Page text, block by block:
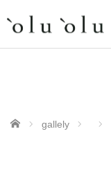
ホーム gallely